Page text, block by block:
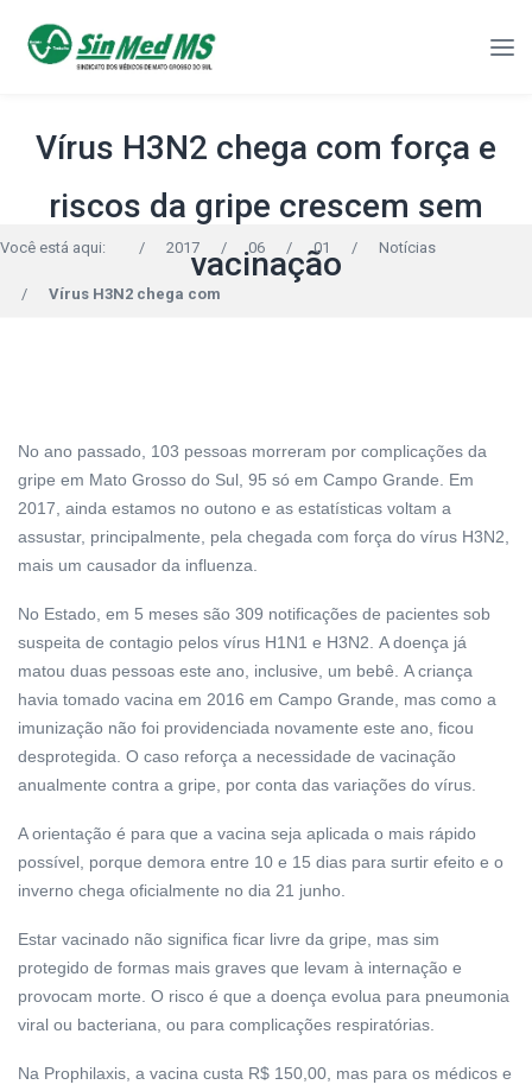
Vírus H3N2 chega com força e
riscos da gripe crescem sem
vacinação
Você está aqui: / 2017 / 06 / 01 / Notícias
/ Vírus H3N2 chega com
No ano passado, 103 pessoas morreram por complicações da
gripe em Mato Grosso do Sul, 95 só em Campo Grande. Em
2017, ainda estamos no outono e as estatísticas voltam a
assustar, principalmente, pela chegada com força do vírus H3N2,
mais um causador da influenza.
No Estado, em 5 meses são 309 notificações de pacientes sob
suspeita de contagio pelos vírus H1N1 e H3N2. A doença já
matou duas pessoas este ano, inclusive, um bebê. A criança
havia tomado vacina em 2016 em Campo Grande, mas como a
imunização não foi providenciada novamente este ano, ficou
desprotegida. O caso reforça a necessidade de vacinação
anualmente contra a gripe, por conta das variações do vírus.
A orientação é para que a vacina seja aplicada o mais rápido
possível, porque demora entre 10 e 15 dias para surtir efeito e o
inverno chega oficialmente no dia 21 junho.
Estar vacinado não significa ficar livre da gripe, mas sim
protegido de formas mais graves que levam à internação e
provocam morte. O risco é que a doença evolua para pneumonia
viral ou bacteriana, ou para complicações respiratórias.
Na Prophilaxis, a vacina custa R$ 150,00, mas para os médicos e